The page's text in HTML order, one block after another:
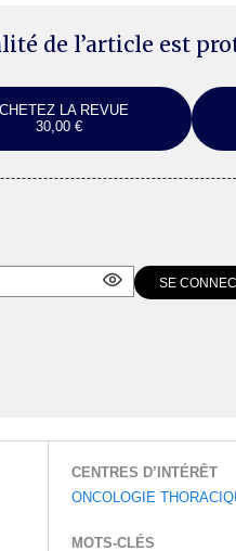
de l’article est
LA REVUE
30,00 €
CENTRES D’INTÉRÊT
ONCOLOGIE
MOTS-CLÉS